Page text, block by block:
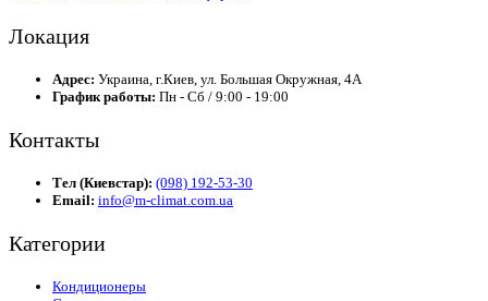
Локация
Адрес: Украина, г.Киев, ул. Большая Окружная, 4А
График работы: Пн - Сб / 9:00 - 19:00
Контакты
Тел (Киевстар): (098) 192-53-30
Email: info@m-climat.com.ua
Категории
Кондиционеры